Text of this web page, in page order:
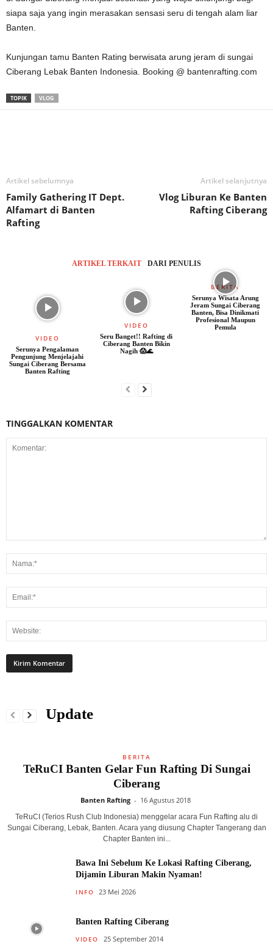
siapa saja yang ingin merasakan sensasi seru di tengah alam liar
Banten.
Kunjungan tamu Banten Rating berwisata arung jeram di sungai
Ciberang Lebak Banten Indonesia. Booking @ bantenrafting.com
TOPIK VLOG
Artikel sebelumnya
Family Gathering IT Dept.
Alfamart di Banten
Rafting
Artikel selanjutnya
Vlog Liburan Ke Banten
Rafting Ciberang
ARTIKEL TERKAIT DARI PENULIS
VIDEO
Serunya Pengalaman
Pengunjung Menjelajahi
Sungai Ciberang Bersama
Banten Rafting
VIDEO
Seru Banget!! Rafting di
Ciberang Banten Bikin
Nagih 😱🌊
BERITA
Serunya Wisata Arung
Jeram Sungai Ciberang
Banten, Bisa Dinikmati
Profesional Maupun
Pemula
TINGGALKAN KOMENTAR
Update
BERITA
TeRuCI Banten Gelar Fun Rafting Di Sungai
Ciberang
Banten Rafting - 16 Agustus 2018
TeRuCI (Terios Rush Club Indonesia) menggelar acara Fun Rafting alu di
Sungai Ciberang, Lebak, Banten. Acara yang diusung Chapter Tangerang dan
Chapter Banten ini...
Bawa Ini Sebelum Ke Lokasi Rafting Ciberang,
Dijamin Liburan Makin Nyaman!
INFO 23 Mei 2026
Banten Rafting Ciberang
VIDEO 25 September 2014